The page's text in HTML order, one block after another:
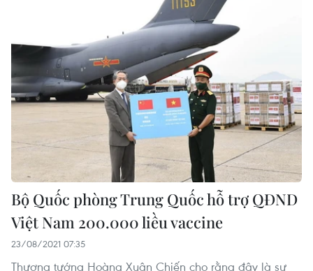
Bộ Quốc phòng Trung Quốc hỗ trợ QĐND
Việt Nam 200.000 liều vaccine
23/08/2021 07:35
Thượng tướng Hoàng Xuân Chiến cho rằng đây là sự